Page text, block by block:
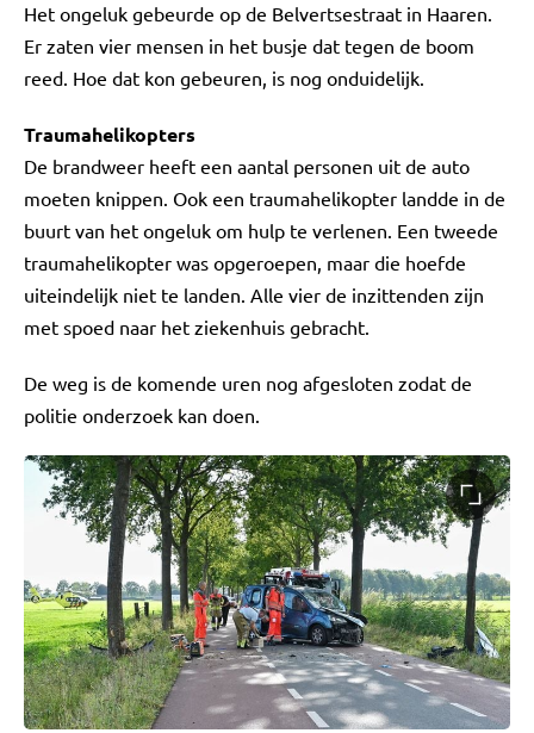
Het ongeluk gebeurde op de Belvertsestraat in Haaren.
Er zaten vier mensen in het busje dat tegen de boom
reed. Hoe dat kon gebeuren, is nog onduidelijk.
Traumahelikopters
De brandweer heeft een aantal personen uit de auto
moeten knippen. Ook een traumahelikopter landde in de
buurt van het ongeluk om hulp te verlenen. Een tweede
traumahelikopter was opgeroepen, maar die hoefde
uiteindelijk niet te landen. Alle vier de inzittenden zijn
met spoed naar het ziekenhuis gebracht.
De weg is de komende uren nog afgesloten zodat de
politie onderzoek kan doen.